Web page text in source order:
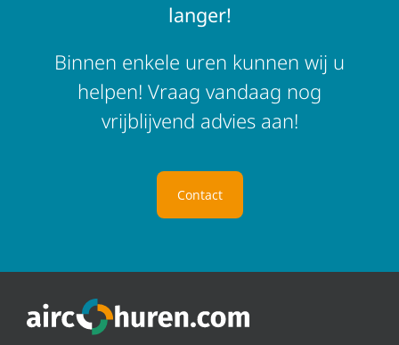
langer!
Binnen enkele uren kunnen wij u
helpen! Vraag vandaag nog
vrijblijvend advies aan!
Contact
Airco huren